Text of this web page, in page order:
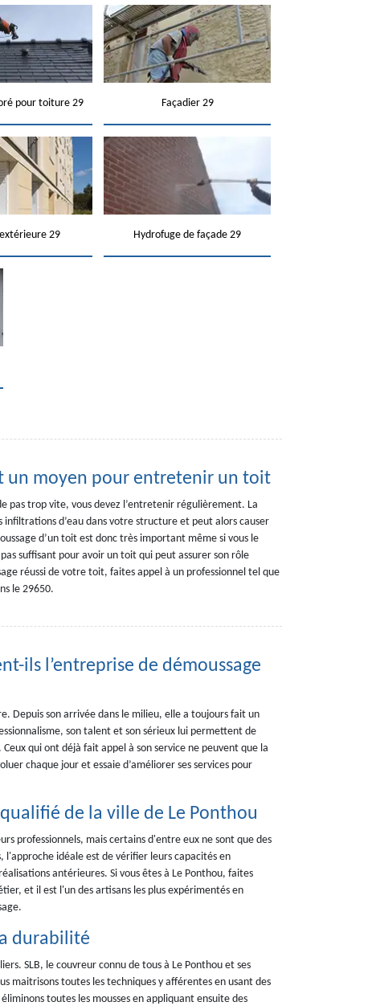
pour toiture 29 Façadier 29
29 Hydrofuge de façade 29
un moyen pour entretenir un toit
pas trop vite, vous devez l’entretenir régulièrement. La
d’eau dans votre structure et peut alors causer
d’un toit est donc très important même si vous le
suffisant pour avoir un toit qui peut assurer son rôle
réussi de votre toit, faites appel à un professionnel tel que
le 29650.
ils l’entreprise de démoussage
Depuis son arrivée dans le milieu, elle a toujours fait un
son talent et son sérieux lui permettent de
qui ont déjà fait appel à son service ne peuvent que la
chaque jour et essaie d’améliorer ses services pour
de la ville de Le Ponthou
professionnels, mais certains d'entre eux ne sont que des
l'approche idéale est de vérifier leurs capacités en
antérieures. Si vous êtes à Le Ponthou, faites
et il est l'un des artisans les plus expérimentés en
durabilité
SLB, le couvreur connu de tous à Le Ponthou et ses
maitrisons toutes les techniques y afférentes en usant des
toutes les mousses en appliquant ensuite des